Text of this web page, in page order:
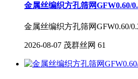
金属丝编织方孔筛网GFW0.60/
金属丝编织方孔筛网GFW0.60/
2026-08-07 茂群丝网 61